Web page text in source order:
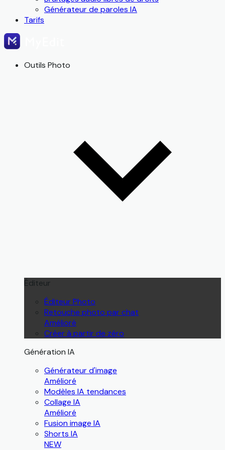
Générateur de paroles IA
Tarifs
Outils Photo
Éditeur
Éditeur Photo
Retouche photo par chat
Amélioré
Créer à partir de zéro
Génération IA
Générateur d'image
Amélioré
Modèles IA tendances
Collage IA
Amélioré
Fusion image IA
Shorts IA
NEW